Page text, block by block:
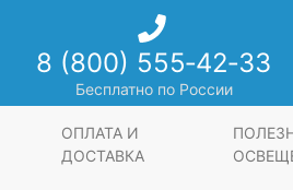
8 (800) 555‑42‑33
Бесплатно по России
ОПЛАТА И
ДОСТАВКА